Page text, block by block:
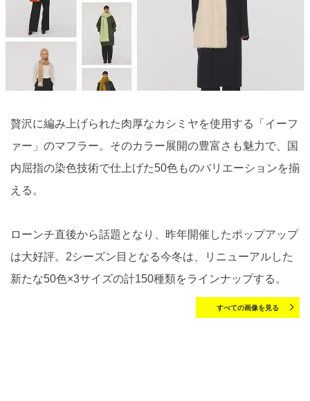
贅沢に編み上げられた肉厚なカシミヤを使用する「イーフ
ァー」のマフラー。そのカラー展開の豊富さも魅力で、国
内屈指の染色技術で仕上げた50色ものバリエーションを揃
える。
ローンチ直後から話題となり、昨年開催したポップアップ
は大好評。2シーズン目となる今冬は、リニューアルした
新たな50色×3サイズの計150種類をラインナップする。
すべての画像を見る